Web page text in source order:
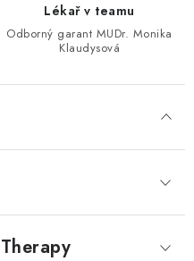
Lékař v teamu
Odborný garant MUDr. Monika
Klaudysová